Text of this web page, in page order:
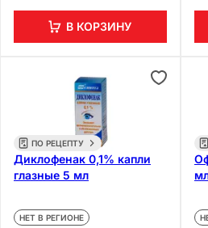
В КОРЗИНУ
ПО РЕЦЕПТУ
Диклофенак 0,1% капли
глазные 5 мл
НЕТ В РЕГИОНЕ